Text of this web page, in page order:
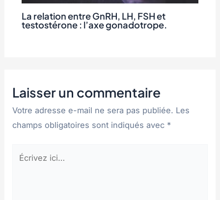
La relation entre GnRH, LH, FSH et
testostérone : l’axe gonadotrope.
Laisser un commentaire
Votre adresse e-mail ne sera pas publiée. Les
champs obligatoires sont indiqués avec *
Écrivez